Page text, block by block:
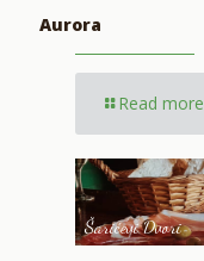
Aurora
Read more
Šarićevi Dvori